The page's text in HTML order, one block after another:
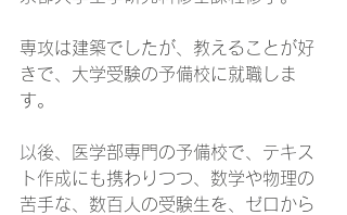
専攻は建築でしたが、教えることが好
きで、大学受験の予備校に就職しま
す。
以後、医学部専門の予備校で、テキス
ト作成にも携わりつつ、数学や物理の
苦手な、数百人の受験生を、ゼロから